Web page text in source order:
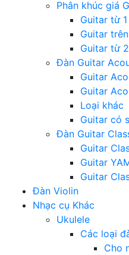
Phân khúc giá
Guitar từ
Guitar
Guitar từ
Đàn Guitar
Guitar
Guitar
Loại khác
Guitar có
Đàn Guitar
Guitar
Guitar
Guitar
Đàn Violin
Nhạc cụ Khác
Ukulele
Các loại
Cho